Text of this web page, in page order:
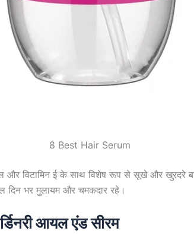
8 Best Hair Serum
और विटामिन ई के साथ विशेष रूप से सूखे और खुरदरे
दिन भर मुलायम और चमकदार रहे।
आयल एंड सीरम